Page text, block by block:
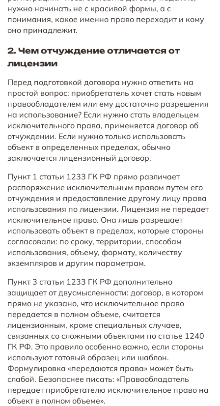
нужно начинать не с красивой формы, а с
понимания, какое именно право переходит и кому
оно принадлежит.
2. Чем отчуждение отличается от
лицензии
Перед подготовкой договора нужно ответить на
простой вопрос: приобретатель хочет стать новым
правообладателем или ему достаточно разрешения
на использование? Если нужно стать владельцем
исключительного права, применяется договор об
отчуждении. Если нужно только использовать
объект в определенных пределах, обычно
заключается лицензионный договор.
Пункт 1 статьи 1233 ГК РФ прямо различает
распоряжение исключительным правом путем его
отчуждения и предоставление другому лицу права
использования по лицензии. Лицензия не передает
исключительное право. Она лишь разрешает
использовать объект в пределах, которые стороны
согласовали: по сроку, территории, способам
использования, объему, формату, количеству
экземпляров и другим параметрам.
Пункт 3 статьи 1233 ГК РФ дополнительно
защищает от двусмысленности: договор, в котором
прямо не указано, что исключительное право
передается в полном объеме, считается
лицензионным, кроме специальных случаев,
связанных со сложными объектами по статье 1240
ГК РФ. Это правило особенно важно, если стороны
используют готовый образец или шаблон.
Формулировка «передаются права» может быть
слабой. Безопаснее писать: «Правообладатель
передает приобретателю исключительное право на
объект в полном объеме».